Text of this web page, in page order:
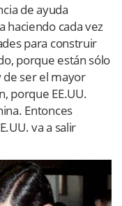
de ayuda
haciendo cada vez
para construir
porque están sólo
ser el mayor
porque EE.UU.
Entonces
va a salir